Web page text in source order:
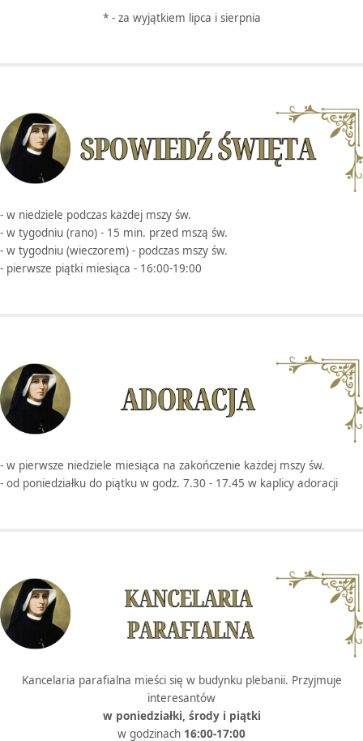
* - za wyjątkiem lipca i sierpnia
- w niedziele podczas każdej mszy św.
- w tygodniu (rano) - 15 min. przed mszą św.
- w tygodniu (wieczorem) - podczas mszy św.
- pierwsze piątki miesiąca - 16:00-19:00
- w pierwsze niedziele miesiąca na zakończenie każdej mszy św.
- od poniedziałku do piątku w godz. 7.30 - 17.45 w kaplicy adoracji
Kancelaria parafialna mieści się w budynku plebanii. Przyjmuje
interesantów
w poniedziałki, środy i piątki
w godzinach 16:00-17:00